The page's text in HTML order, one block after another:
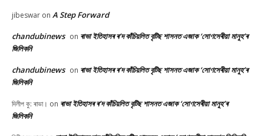
jibeswar on A Step Forward
chandubinews on ৰাভা ইতিহাসৰ ৰ’দ কাঁচিয়লিত বৃটিছ শাসনত এজাক ‘সোণসেৰীয়া মানুহ’ৰ
জিলিকনি
chandubinews on ৰাভা ইতিহাসৰ ৰ’দ কাঁচিয়লিত বৃটিছ শাসনত এজাক ‘সোণসেৰীয়া মানুহ’ৰ
জিলিকনি
দিলীপ কু: ৰাভা। on ৰাভা ইতিহাসৰ ৰ’দ কাঁচিয়লিত বৃটিছ শাসনত এজাক ‘সোণসেৰীয়া মানুহ’ৰ
জিলিকনি